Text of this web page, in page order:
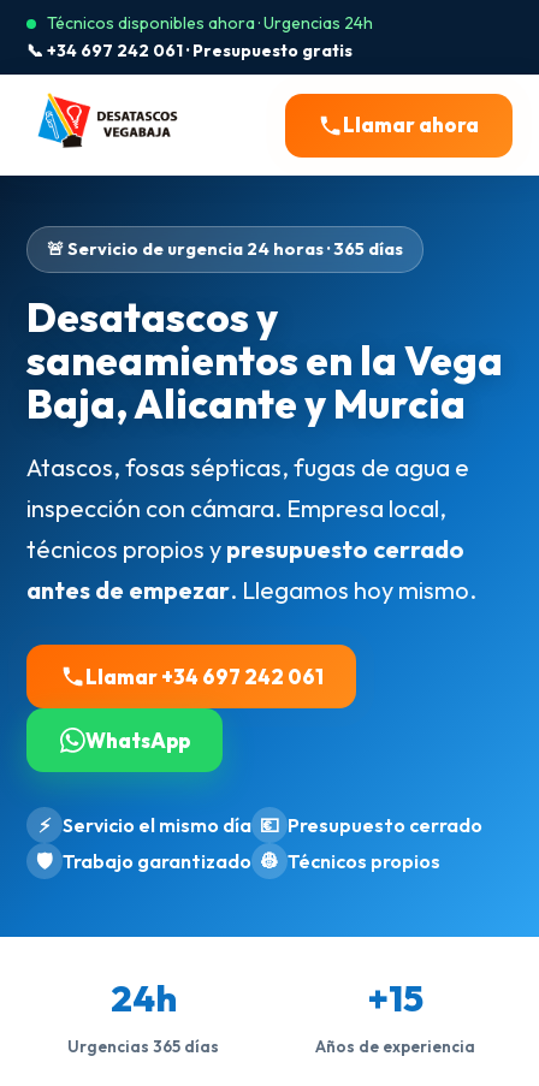
Técnicos disponibles ahora · Urgencias 24h
📞 +34 697 242 061 · Presupuesto gratis
Llamar ahora
🚨 Servicio de urgencia 24 horas · 365 días
Desatascos y
saneamientos en la Vega
Baja, Alicante y Murcia
Atascos, fosas sépticas, fugas de agua e
inspección con cámara. Empresa local,
técnicos propios y presupuesto cerrado
antes de empezar. Llegamos hoy mismo.
Llamar +34 697 242 061
WhatsApp
⚡ Servicio el mismo día 💶 Presupuesto cerrado
🛡️ Trabajo garantizado 👷 Técnicos propios
24h
Urgencias 365 días
+15
Años de experiencia